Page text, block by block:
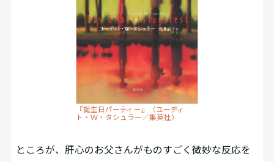
『誕生日パーティー』（ユーディ
ト・W・タシュラー／集英社）
ところが、肝心のお父さんがものすごく微妙な反応を